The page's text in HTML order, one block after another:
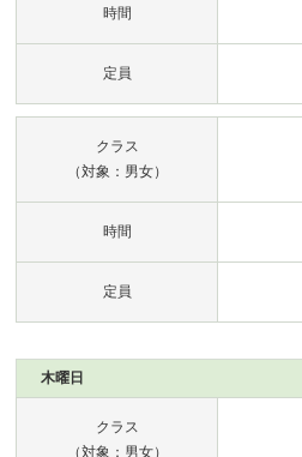
時間
定員
クラス
（対象：男女）
時間
定員
木曜日
クラス
（対象：男女）